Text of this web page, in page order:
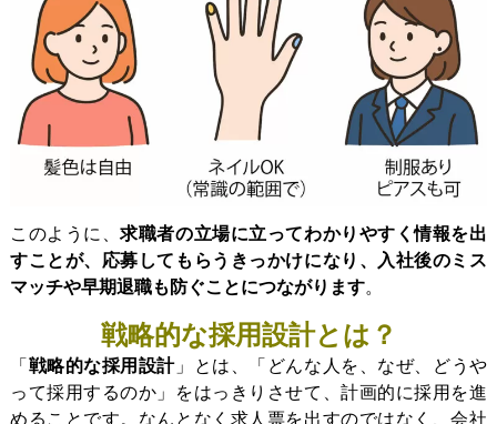
このように、求職者の立場に立ってわかりやすく情報を出
すことが、応募してもらうきっかけになり、入社後のミス
マッチや早期退職も防ぐことにつながります。
戦略的な採用設計とは？
「戦略的な採用設計 」とは、「どんな人を、なぜ、どうや
って採用するのか」をはっきりさせて、計画的に採用を進
めることです。なんとなく求人票を出すのではなく、会社